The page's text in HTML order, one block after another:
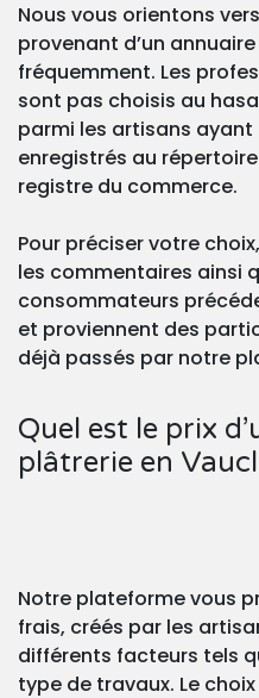
Nous vous orientons
provenant d’un
fréquemment. Les
sont pas choisis au
parmi les artisans
enregistrés au
registre du commerce.
Pour préciser votre
les commentaires ainsi
consommateurs
et proviennent des
déjà passés par notre
Quel est le prix
plâtrerie en
Notre plateforme vous
frais, créés par les
différents facteurs tels
type de travaux. Le